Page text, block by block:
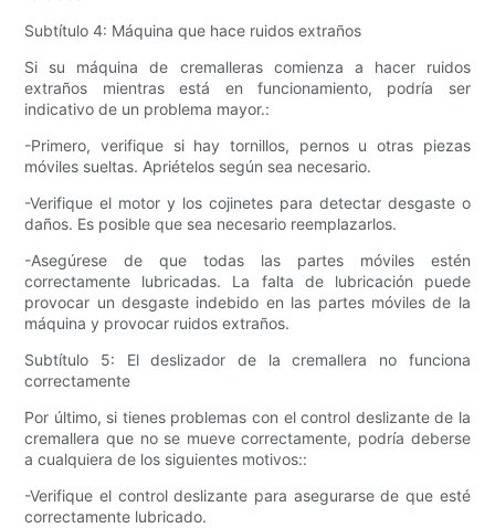
Subtítulo 4: Máquina que hace ruidos extraños
Si su máquina de cremalleras comienza a hacer ruidos
extraños mientras está en funcionamiento, podría ser
indicativo de un problema mayor.:
-Primero, verifique si hay tornillos, pernos u otras piezas
móviles sueltas. Apriételos según sea necesario.
-Verifique el motor y los cojinetes para detectar desgaste o
daños. Es posible que sea necesario reemplazarlos.
-Asegúrese de que todas las partes móviles estén
correctamente lubricadas. La falta de lubricación puede
provocar un desgaste indebido en las partes móviles de la
máquina y provocar ruidos extraños.
Subtítulo 5: El deslizador de la cremallera no funciona
correctamente
Por último, si tienes problemas con el control deslizante de la
cremallera que no se mueve correctamente, podría deberse
a cualquiera de los siguientes motivos::
-Verifique el control deslizante para asegurarse de que esté
correctamente lubricado.